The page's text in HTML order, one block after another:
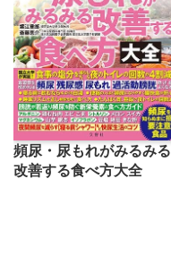
頻尿・尿もれがみるみる
改善する食べ方大全